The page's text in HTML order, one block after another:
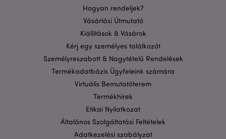
Hogyan rendeljek?
Vásárlási Útmutató
Kiállítások & Vásárok
Kérj egy személyes találkozót
Személyreszabott & Nagytételű Rendelések
Termékadatbázis Ügyfeleink számára
Virtuális Bemutatóterem
Termékhírek
Etikai Nyilatkozat
Általános Szolgáltatási Feltételek
Adatkezelési szabályzat
Elengedhetetlenül szükséges
Funkcionalitás
lehetővé teszik a webhely alapvető funkcióit,
például a felhasználói bejelentkezést és a
fiókkezelést. A weboldal nem használható
megfelelően a feltétlenül szükséges sütik nélkül.
CookieScriptConsent
.puckator.hu